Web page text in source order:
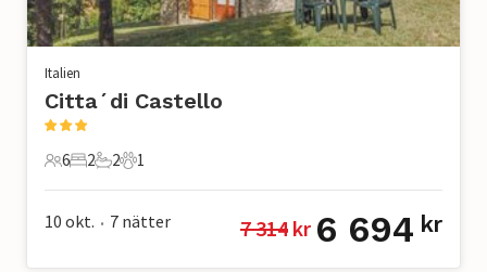
Italien
Citta´di Castello
6 Gäster
6
2 Sovrum
2
2 Badrum
2
1 Husdjur
1
10 okt. • 7 nätter 7 314 kr 6 694 kr